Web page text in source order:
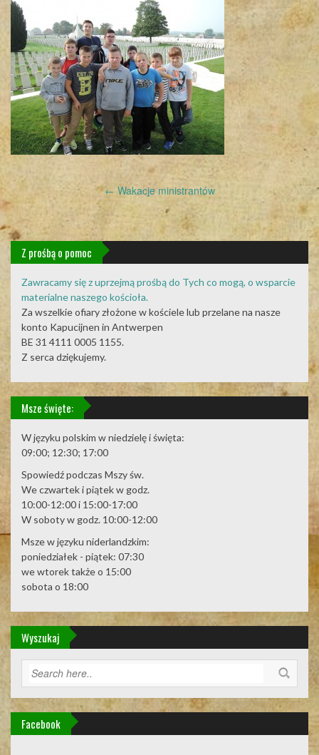
Post
navigation
← Wakacje ministrantów
Z prośbą o pomoc
Zawracamy się z uprzejmą prośbą do Tych co mogą, o wsparcie
materialne naszego kościoła.
Za wszelkie ofiary złożone w kościele lub przelane na nasze
konto Kapucijnen in Antwerpen
BE 31 4111 0005 1155.
Z serca dziękujemy.
Msze święte:
W języku polskim w niedzielę i święta:
09:00; 12:30; 17:00
Spowiedź podczas Mszy św.
We czwartek i piątek w godz.
10:00-12:00 i 15:00-17:00
W soboty w godz. 10:00-12:00
Msze w języku niderlandzkim:
poniedziałek - piątek: 07:30
we wtorek także o 15:00
sobota o 18:00
Wyszukaj
Facebook